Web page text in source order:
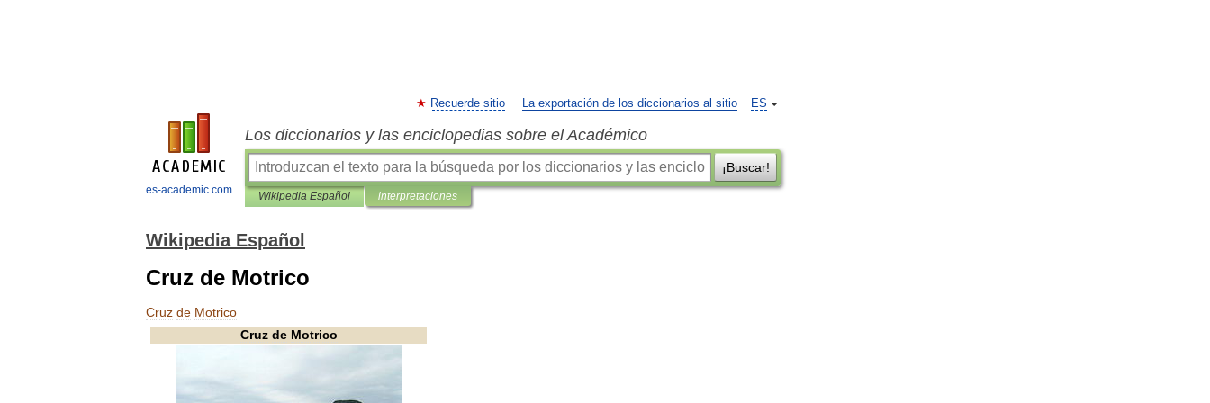
es-academic.com
ES
Recuerde sitio La exportación de los diccionarios al sitio
Los diccionarios y las enciclopedias sobre el Académico
¡Buscar!
Wikipedia Español interpretaciones
Wikipedia Español
Cruz de Motrico
Cruz de Motrico
Cruz de Motrico